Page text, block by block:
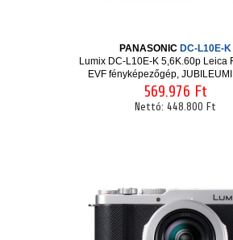
PANASONIC DC-L10E-K
Lumix DC-L10E-K 5,6K.60p Leica
EVF fényképezőgép,
569.976 Ft
Nettó: 448.800 Ft